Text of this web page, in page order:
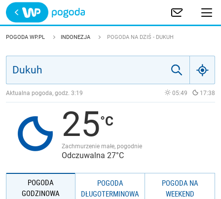
Trwa ładowanie
POLSKA
JAKOŚĆ POWIETRZA
POGODA WP.PL INDONEZJA POGODA NA DZIŚ - DUKUH
Aktualna pogoda, godz. 3:19 05:49 17:38
25
Zachmurzenie małe, pogodnie
Odczuwalna 27°C
POGODA
GODZINOWA
POGODA
DŁUGOTERMINOWA
POGODA NA
WEEKEND